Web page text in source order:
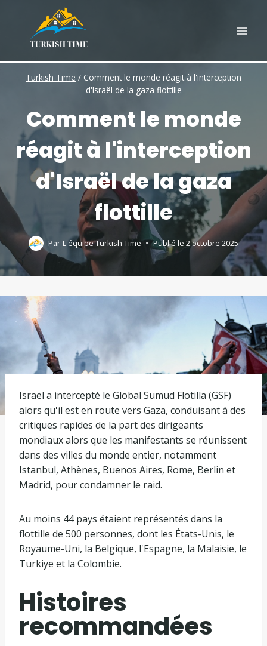
content
Turkish Time / Comment le monde réagit à l'interception
d'Israël de la gaza flottille
Comment le monde
réagit à l'interception
d'Israël de la gaza
flottille
Par L'équipe Turkish Time Publié le 2 octobre 2025
Israël a intercepté le Global Sumud Flotilla (GSF)
alors qu'il est en route vers Gaza, conduisant à des
critiques rapides de la part des dirigeants
mondiaux alors que les manifestants se réunissent
dans des villes du monde entier, notamment
Istanbul, Athènes, Buenos Aires, Rome, Berlin et
Madrid, pour condamner le raid.
Au moins 44 pays étaient représentés dans la
flottille de 500 personnes, dont les États-Unis, le
Royaume-Uni, la Belgique, l'Espagne, la Malaisie, le
Turkiye et la Colombie.
Histoires
recommandées